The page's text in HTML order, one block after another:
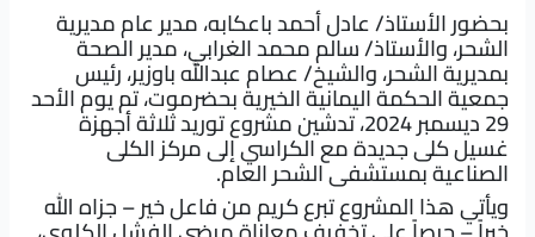
بحضور الأستاذ/ عادل أحمد باعكابه، مدير عام مديرية
الشحر، والأستاذ/ سالم محمد الغرابي، مدير الصحة
بمديرية الشحر، والشيخ/ عصام عبدالله باوزير، رئيس
جمعية الحكمة اليمانية الخيرية بحضرموت، تم يوم الأحد
29 ديسمبر 2024، تدشين مشروع توريد ثلاثة أجهزة
غسيل كلى جديدة مع الكراسي إلى مركز الكلى
الصناعية بمستشفى الشحر العام.
ويأتي هذا المشروع تبرع كريم من فاعل خير – جزاه الله